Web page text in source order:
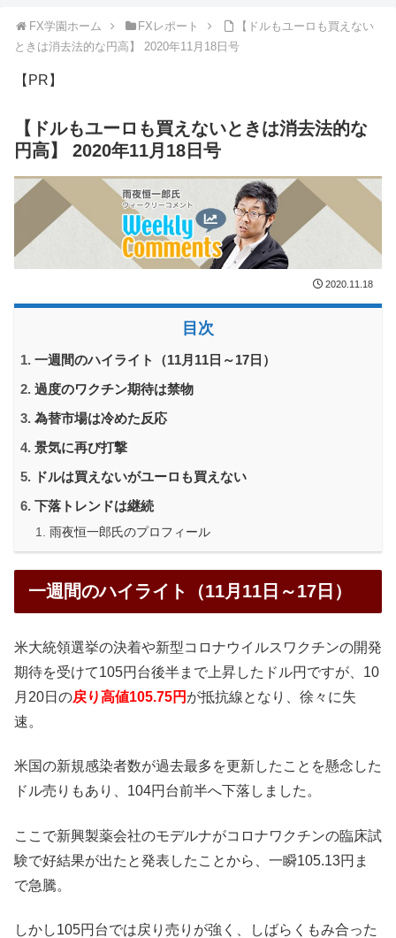
FX学園ホーム FXレポート
【ドルもユーロも買えない
ときは消去法的な円高】 2020年11月18日号
【PR】
【ドルもユーロも買えないときは消去法的な
円高】 2020年11月18日号
2020.11.18
目次
一週間のハイライト（11月11日～17日）
過度のワクチン期待は禁物
為替市場は冷めた反応
景気に再び打撃
ドルは買えないがユーロも買えない
下落トレンドは継続
雨夜恒一郎氏のプロフィール
一週間のハイライト（11月11日～17日）
米大統領選挙の決着や新型コロナウイルスワクチンの開発
期待を受けて105円台後半まで上昇したドル円ですが、10
月20日の戻り高値105.75円 が抵抗線となり、徐々に失
速。
米国の新規感染者数が過去最多を更新したことを懸念した
ドル売りもあり、104円台前半へ下落しました。
ここで新興製薬会社のモデルナがコロナワクチンの臨床試
験で好結果が出たと発表したことから、一瞬105.13円ま
で急騰。
しかし105円台では戻り売りが強く、しばらくもみ合った